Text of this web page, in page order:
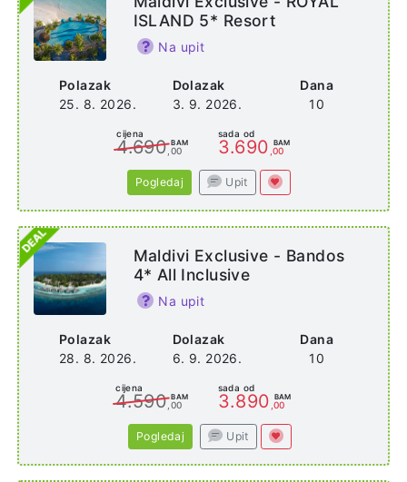
Polazak
25. 8. 2026.
Dolazak
3. 9. 2026.
Dana
10
ISLAND 5* Resort
Na upit
cijena
4.690 BAM
,00
sada od
3.690 BAM
,00
Pogledaj Upit
Polazak
28. 8. 2026.
Dolazak
6. 9. 2026.
Dana
10
Maldivi Exclusive - Bandos
4* All Inclusive
Na upit
cijena
4.590 BAM
,00
sada od
3.890 BAM
,00
Pogledaj Upit